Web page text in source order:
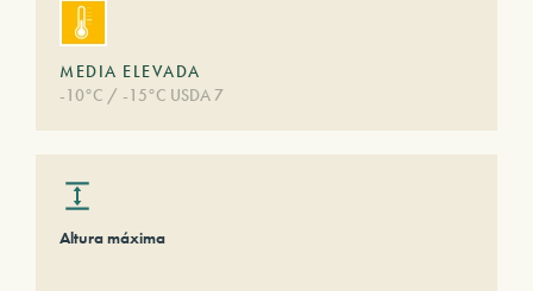
MEDIA ELEVADA
-10°C / -15°C USDA 7
Altura máxima